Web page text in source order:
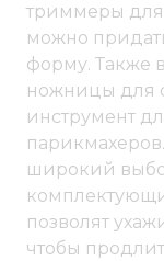
триммеры
можно
форму. Также
ножницы для
инструмент
широкий
позволят
чтобы